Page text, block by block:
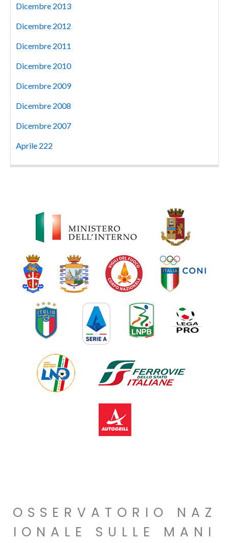
Dicembre 2013
Dicembre 2012
Dicembre 2011
Dicembre 2010
Dicembre 2009
Dicembre 2008
Dicembre 2007
Aprile 222
OSSERVATORIO NAZ
IONALE SULLE MANI